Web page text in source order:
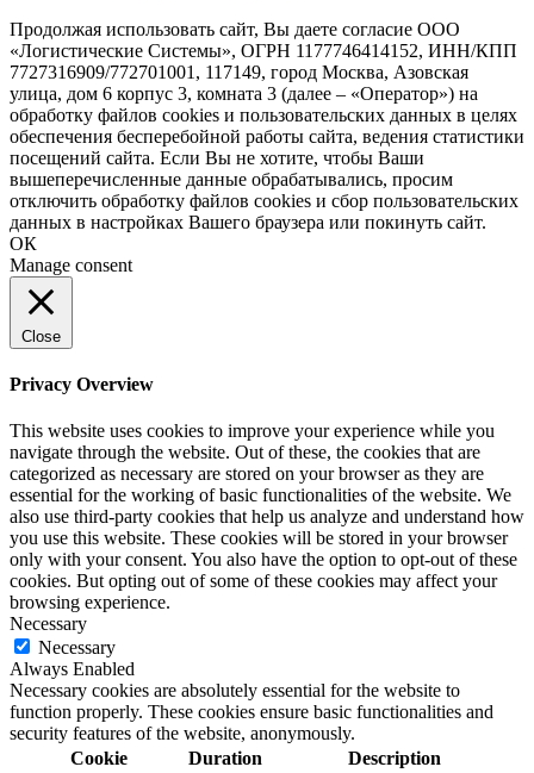
Продолжая использовать сайт, Вы даете согласие ООО
«Логистические Системы», ОГРН 1177746414152, ИНН/КПП
7727316909/772701001, 117149, город Москва, Азовская
улица, дом 6 корпус 3, комната 3 (далее – «Оператор») на
обработку файлов cookies и пользовательских данных в целях
обеспечения бесперебойной работы сайта, ведения статистики
посещений сайта. Если Вы не хотите, чтобы Ваши
вышеперечисленные данные обрабатывались, просим
отключить обработку файлов cookies и сбор пользовательских
данных в настройках Вашего браузера или покинуть сайт.
ОК
Manage consent
Close
Privacy Overview
This website uses cookies to improve your experience while you
navigate through the website. Out of these, the cookies that are
categorized as necessary are stored on your browser as they are
essential for the working of basic functionalities of the website. We
also use third-party cookies that help us analyze and understand how
you use this website. These cookies will be stored in your browser
only with your consent. You also have the option to opt-out of these
cookies. But opting out of some of these cookies may affect your
browsing experience.
Necessary
Necessary
Always Enabled
Necessary cookies are absolutely essential for the website to
function properly. These cookies ensure basic functionalities and
security features of the website, anonymously.
Cookie
Duration Description